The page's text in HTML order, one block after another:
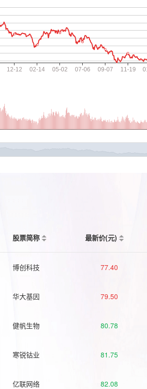
股票简称 最新价(元)
博创科技 77.40
华大基因 79.50
健帆生物 80.78
寒锐钴业 81.75
亿联网络 82.08